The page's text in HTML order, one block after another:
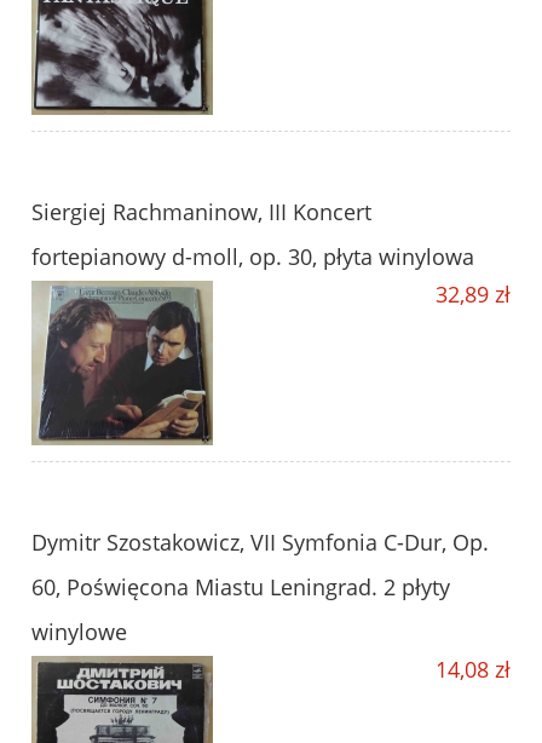
Siergiej Rachmaninow, III Koncert
fortepianowy d-moll, op. 30, płyta winylowa
32,89 zł
Dymitr Szostakowicz, VII Symfonia C-Dur, Op.
60, Poświęcona Miastu Leningrad. 2 płyty
winylowe
14,08 zł